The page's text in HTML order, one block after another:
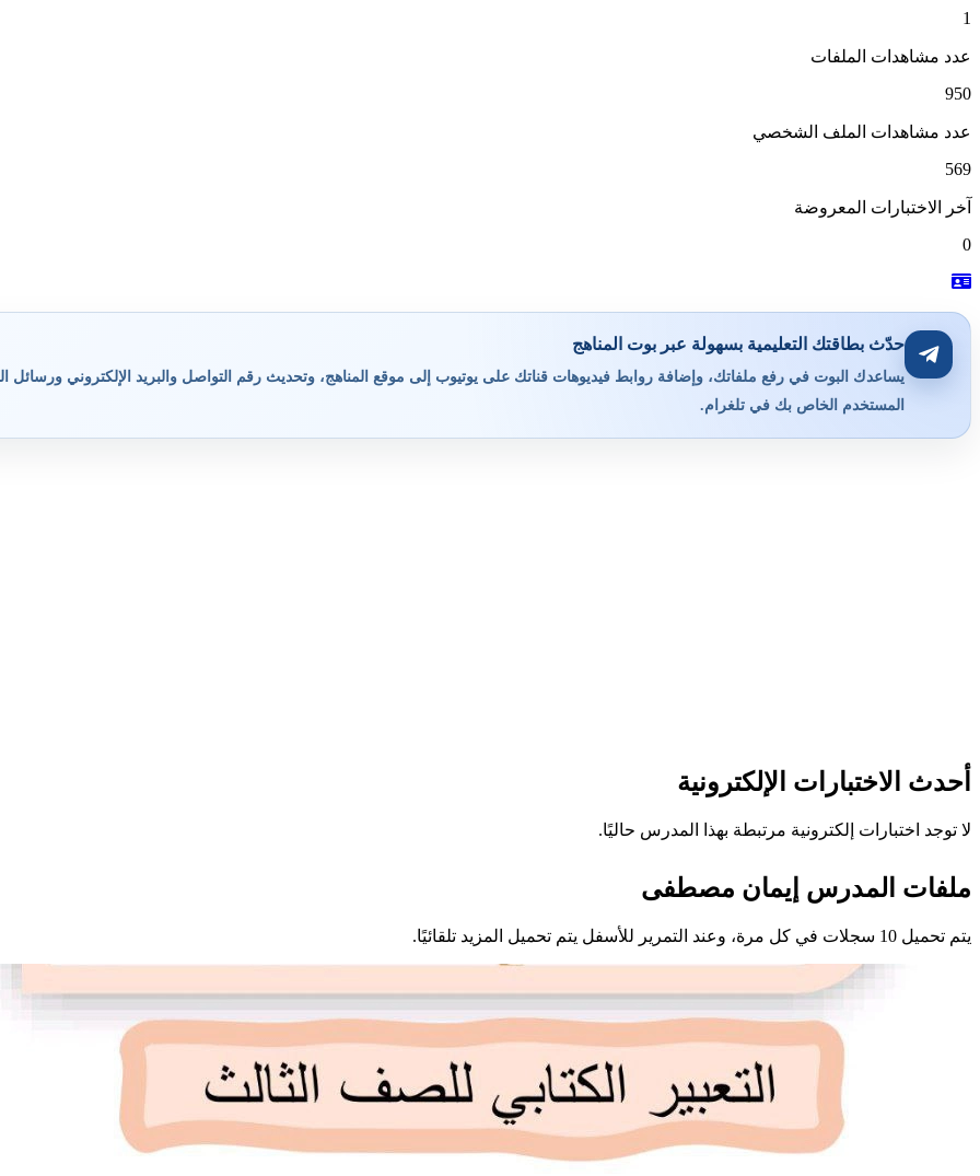
1
عدد مشاهدات الملفات
950
عدد مشاهدات الملف الشخصي
569
آخر الاختبارات المعروضة
0
حدّث بطاقتك التعليمية بسهولة عبر بوت المناهج
يساعدك البوت في رفع ملفاتك، وإضافة روابط فيديوهات قناتك على يوتيوب إلى موقع المناهج، وتحديث رقم التواصل والبريد الإلكتروني ورسائل
المستخدم الخاص بك في تلغرام.
أحدث الاختبارات الإلكترونية
لا توجد اختبارات إلكترونية مرتبطة بهذا المدرس حاليًا.
ملفات المدرس إيمان مصطفى
يتم تحميل 10 سجلات في كل مرة، وعند التمرير للأسفل يتم تحميل المزيد تلقائيًا.